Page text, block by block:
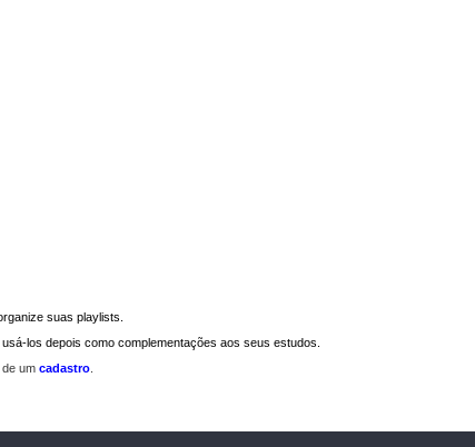
suas playlists.
los depois como complementações aos seus estudos.
um cadastro